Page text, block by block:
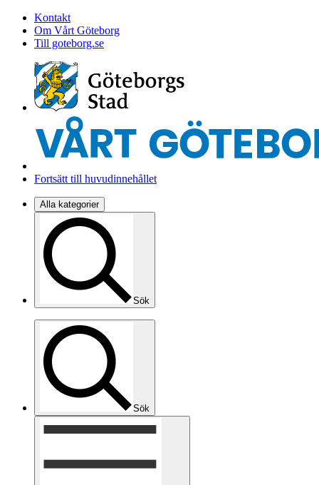
Kontakt
Om Vårt Göteborg
Till goteborg.se
Fortsätt till huvudinnehållet
Alla kategorier
Sök
Sök